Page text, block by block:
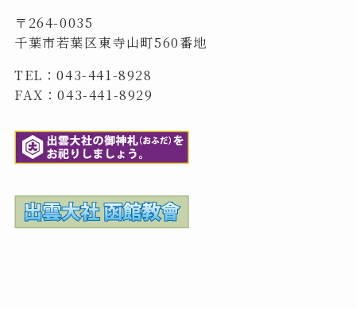
〒264-0035
千葉市若葉区東寺山町560番地
TEL：043-441-8928
FAX：043-441-8929